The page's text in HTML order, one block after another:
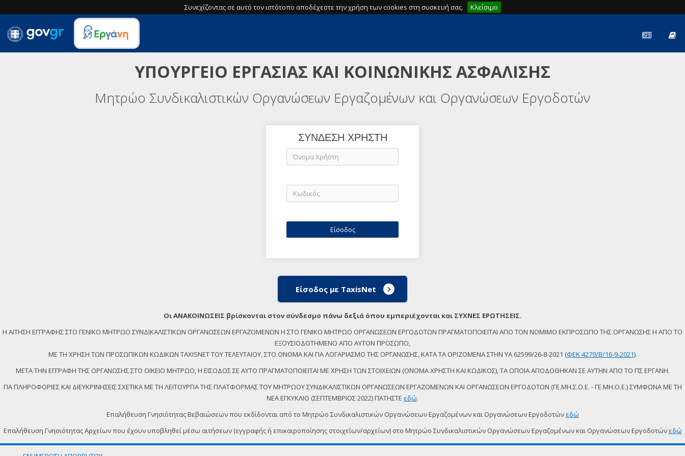
Συνεχίζοντας σε αυτό τον ιστότοπο αποδέχεστε την χρήση των cookies στη συσκευή σας. Κλείσιμο
ΥΠΟΥΡΓΕΙΟ ΕΡΓΑΣΙΑΣ ΚΑΙ ΚΟΙΝΩΝΙΚΗΣ ΑΣΦΑΛΙΣΗΣ
Μητρώο Συνδικαλιστικών Οργανώσεων Εργαζομένων και Οργανώσεων Εργοδοτών
ΣΥΝΔΕΣΗ ΧΡΗΣΤΗ
Είσοδος με TaxisNet
Οι ΑΝΑΚΟΙΝΩΣΕΙΣ βρίσκονται στον σύνδεσμο πάνω δεξιά όπου εμπεριέχονται και ΣΥΧΝΕΣ ΕΡΩΤΗΣΕΙΣ.
Η ΑΙΤΗΣΗ ΕΓΓΡΑΦΗΣ ΣΤΟ ΓΕΝΙΚΟ ΜΗΤΡΩΟ ΣΥΝΔΙΚΑΛΙΣΤΙΚΩΝ ΟΡΓΑΝΩΣΕΩΝ ΕΡΓΑΖΟΜΕΝΩΝ Η ΣΤΟ ΓΕΝΙΚΟ ΜΗΤΡΩΟ ΟΡΓΑΝΩΣΕΩΝ ΕΡΓΟΔΟΤΩΝ ΠΡΑΓΜΑΤΟΠΟΙΕΙΤΑΙ ΑΠΟ ΤΟΝ ΝΟΜΙΜΟ ΕΚΠΡΟΣΩΠΟ ΤΗΣ ΟΡΓΑΝΩΣΗΣ Η ΑΠΟ ΤΟ
ΕΞΟΥΣΙΟΔΟΤΗΜΕΝΟ ΑΠΟ ΑΥΤΟΝ ΠΡΟΣΩΠΟ,
ΜΕ ΤΗ ΧΡΗΣΗ ΤΩΝ ΠΡΟΣΩΠΙΚΩΝ ΚΩΔΙΚΩΝ TAXISNET ΤΟΥ ΤΕΛΕΥΤΑΙΟΥ, ΣΤΟ ΟΝΟΜΑ ΚΑΙ ΓΙΑ ΛΟΓΑΡΙΑΣΜΟ ΤΗΣ ΟΡΓΑΝΩΣΗΣ, ΚΑΤΑ ΤΑ ΟΡΙΖΟΜΕΝΑ ΣΤΗΝ ΥΑ 62599/26-8-2021 (ΦΕΚ 4279/Β/16-9-2021).
ΜΕΤΑ ΤΗΝ ΕΓΓΡΑΦΗ ΤΗΣ ΟΡΓΑΝΩΣΗΣ ΣΤΟ ΟΙΚΕΙΟ ΜΗΤΡΩΟ, Η ΕΙΣΟΔΟΣ ΣΕ ΑΥΤΟ ΠΡΑΓΜΑΤΟΠΟΙΕΙΤΑΙ ΜΕ ΧΡΗΣΗ ΤΩΝ ΣΤΟΙΧΕΙΩΝ (ΟΝΟΜΑ ΧΡΗΣΤΗ ΚΑΙ ΚΩΔΙΚΟΣ), ΤΑ ΟΠΟΙΑ ΑΠΟΔΟΘΗΚΑΝ ΣΕ ΑΥΤΗΝ ΑΠΟ ΤΟ ΠΣ ΕΡΓΑΝΗ.
ΓΙΑ ΠΛΗΡΟΦΟΡΙΕΣ ΚΑΙ ΔΙΕΥΚΡΙΝΗΣΕΙΣ ΣΧΕΤΙΚΑ ΜΕ ΤΗ ΛΕΙΤΟΥΡΓΙΑ ΤΗΣ ΠΛΑΤΦΟΡΜΑΣ ΤΟΥ ΜΗΤΡΩΟΥ ΣΥΝΔΙΚΑΛΙΣΤΙΚΩΝ ΟΡΓΑΝΩΣΕΩΝ ΕΡΓΑΖΟΜΕΝΩΝ ΚΑΙ ΟΡΓΑΝΩΣΕΩΝ ΕΡΓΟΔΟΤΩΝ (ΓΕ.ΜΗ.Σ.Ο.Ε. - ΓΕ.ΜΗ.Ο.Ε.) ΣΥΜΦΩΝΑ ΜΕ ΤΗ
ΝΕΑ ΕΓΚΥΚΛΙΟ (ΣΕΠΤΕΜΒΡΙΟΣ 2022) ΠΑΤΗΣΤΕ εδώ.
Επαλήθευση Γνησιότητας Βεβαιώσεων που εκδίδονται από το Μητρώο Συνδικαλιστικών Οργανώσεων Εργαζομένων και Οργανώσεων Εργοδοτών εδώ
Επαλήθευση Γνησιότητας Αρχείων που έχουν υποβληθεί μέσω αιτήσεων (εγγραφής ή επικαιροποίησης στοιχείων/αρχείων) στο Μητρώο Συνδικαλιστικών Οργανώσεων Εργαζομένων και Οργανώσεων Εργοδοτών εδώ